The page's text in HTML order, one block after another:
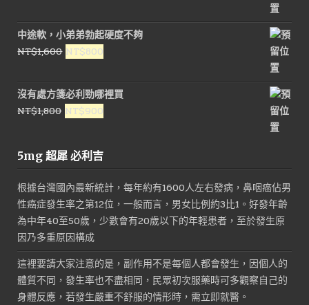
價
格：
NT$1,600。
價
格：
NT$800。
中途軟，小弟弟勃起硬度不夠
NT$1,600 原
價
格：
NT$1,600。
NT$800
價
格：
NT$800。
沒有處方箋必利勁哪裡買
NT$1,800 原
格：
NT$900
5mg 超犀 必利吉
根據台灣國內最新統計，每年約有1600人左右發病，鼻咽癌佔男
性癌症發生率之第12位，一般而言，男女比例約3比1。好發年齡
為中年40至50歲，少數會有20歲以下的年輕患者，至於發生原
因乃多重原因構成
這裡要請大家注意的是，副作用不是每個人都會發生，因個人的
體質不同，發生率也不盡相同，民眾初次服藥時可多觀察自己的
身體反應，若發生嚴重不舒服的情形時，需立即就醫。